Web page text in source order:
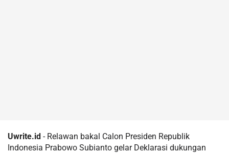
Uwrite.id - Relawan bakal Calon Presiden Republik
Indonesia Prabowo Subianto gelar Deklarasi dukungan